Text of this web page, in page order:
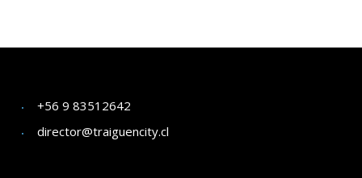
+56 9 83512642
director@traiguencity.cl